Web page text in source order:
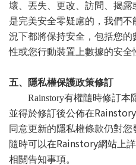
壞、丟失、更改、訪問、揭
是完美安全零疑慮的，我們
況下都將保持安全，包括您
性或您行動裝置上數據的安全
五、隱私權保護政策修訂
Rainstory有權隨時修訂本
並得於修訂後公佈在Rainstory
同意更新的隱私權條款仍對
隨時可以在Rainstory網站上
相關告知事項。